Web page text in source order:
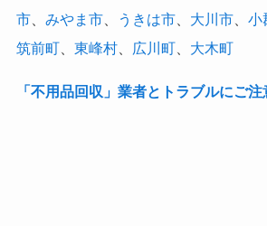
市、 みやま市、 うきは市、 大川市、 小
筑前町、 東峰村、 広川町、 大木町
「不用品回収」業者とトラブルにご注